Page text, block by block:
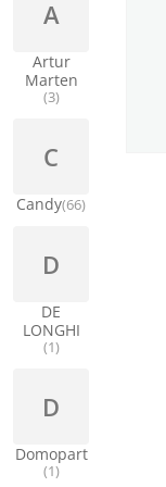
A
Artur
Marten
(3)
C
Candy(66)
D
DE
LONGHI
(1)
D
Domopart
(1)